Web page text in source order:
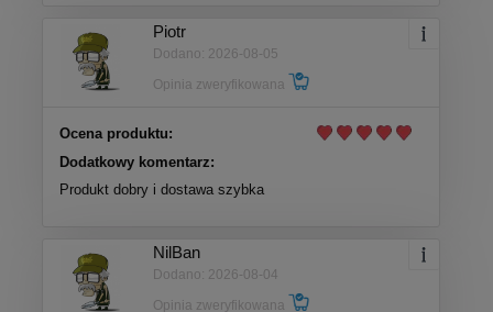
Piotr
Dodano: 2026-08-05
Opinia zweryfikowana
Ocena produktu:
Dodatkowy komentarz:
Produkt dobry i dostawa szybka
NilBan
Dodano: 2026-08-04
Opinia zweryfikowana